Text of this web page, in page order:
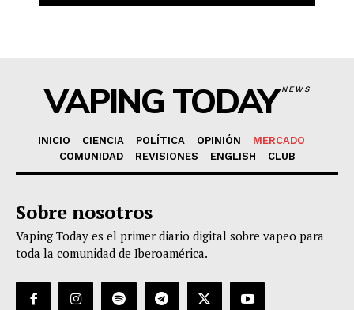
VAPING TODAYNEWS
INICIO CIENCIA POLÍTICA OPINIÓN
MERCADO
COMUNIDAD
REVISIONES ENGLISH CLUB
Sobre nosotros
Vaping Today es el primer diario digital sobre vapeo para
toda la comunidad de Iberoamérica.